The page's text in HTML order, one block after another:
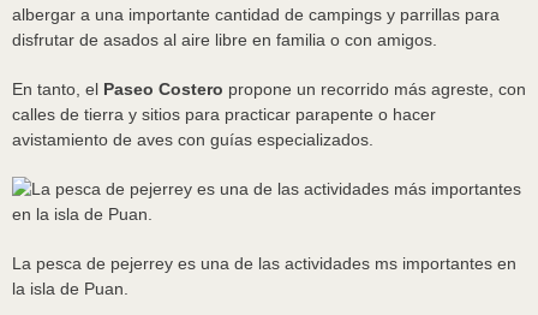
albergar a una importante cantidad de campings y parrillas para
disfrutar de asados al aire libre en familia o con amigos.
En tanto, el Paseo Costero propone un recorrido más agreste, con
calles de tierra y sitios para practicar parapente o hacer
avistamiento de aves con guías especializados.
La pesca de pejerrey es una de las actividades ms importantes en
la isla de Puan.